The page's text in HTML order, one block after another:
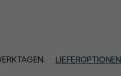
LIEFEROPTIONEN